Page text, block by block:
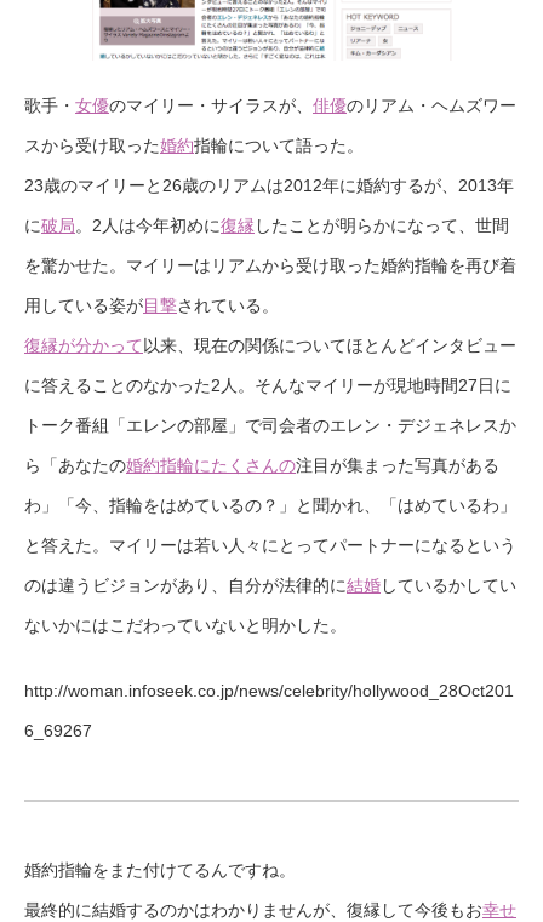
歌手・ 女優のマイリー・サイラスが、 俳優のリアム・ヘムズワー
スから受け取った婚約指輪について語った。
23歳のマイリーと26歳のリアムは2012年に婚約するが、2013年
に破局。2人は今年初めに復縁 したことが明らかになって、世間
を驚かせた。マイリーはリアムから受け取った婚約指輪を再び着
用している姿が目撃されている。
復縁が分かって 以来、現在の関係についてほとんどインタビュー
に答えることのなかった2人。そんなマイリーが現地時間27日に
トーク番組「エレンの部屋」で司会者のエレン・デジェネレスか
ら「あなたの婚約指輪にたくさんの注目が集まった写真がある
わ」「今、指輪をはめているの？」と聞かれ、「はめているわ」
と答えた。マイリーは若い人々にとってパートナーになるという
のは違うビジョンがあり、自分が法律的に結婚しているかしてい
ないかにはこだわっていないと明かした。
http://woman.infoseek.co.jp/news/celebrity/hollywood_28Oct201
6_69267
婚約指輪をまた付けてるんですね。
最終的に結婚するのかはわかりませんが、復縁して今後もお幸せ